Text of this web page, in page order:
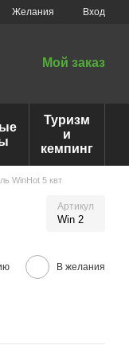
Желания Вход
Мой заказ
Туризм
и
кемпинг
WinHot 5 квт
Артикул
Win 2
В желания